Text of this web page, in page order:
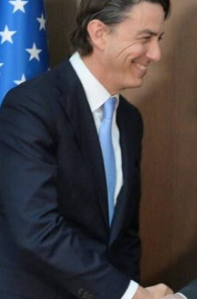
Israelische
die Knesset –